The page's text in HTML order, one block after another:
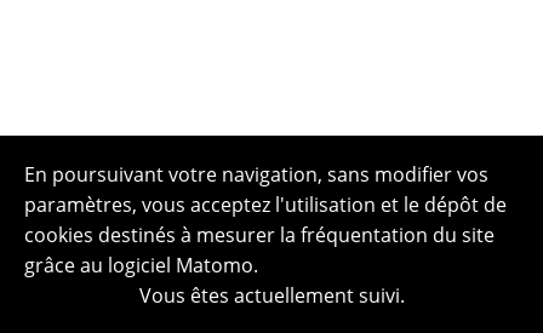
En poursuivant votre navigation, sans modifier vos
paramètres, vous acceptez l'utilisation et le dépôt de
cookies destinés à mesurer la fréquentation du site
grâce au logiciel Matomo.
Vous êtes actuellement suivi.